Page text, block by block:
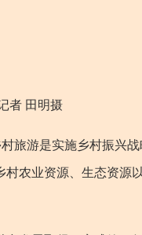
者 田明摄
游是实施乡村振兴战
农业资源、生态资源